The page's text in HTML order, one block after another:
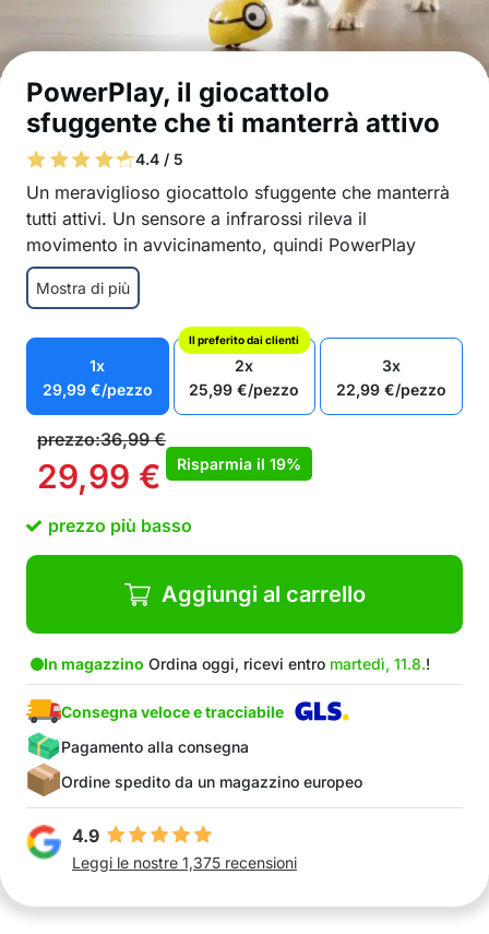
PowerPlay, il giocattolo
sfuggente che ti manterrà attivo
4.4 / 5
Un meraviglioso giocattolo sfuggente che manterrà
tutti attivi. Un sensore a infrarossi rileva il
movimento in avvicinamento, quindi PowerPlay
salterà via quando cercherai di prenderlo.
Intrattenimento sano al chiuso.
il sensore rileva e PowerPlay scappa via
effetti sonori e luminosi quando ti rileva
gioco lovljenja z veliko gibanja
ko se igra konča PowerPlay zaspi
funzionamento a batteria
Dimensioni: 5 x 7.5 cm
Mostra di più
1x
29,99 €/pezzo
Il preferito dai clienti
2x
25,99€/pezzo
3x
22,99€/pezzo
prezzo:36,99€
29,99 € Risparmia il 19%
prezzo più basso
Aggiungi al carrello
In magazzino Ordina oggi, ricevi entro martedì, 11.8.!
Consegna veloce e tracciabile
Pagamento alla consegna
Ordine spedito da un magazzino europeo
4.9
Leggi le nostre 1,375 recensioni